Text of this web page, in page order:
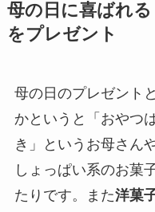
母の日に喜ばれ
をプレゼント
母の日のプレゼント
かというと「おやつ
き」というお母さん
しょっぱい系のお菓
たりです。また洋菓